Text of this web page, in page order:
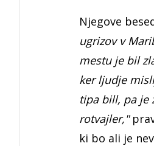
Njegove
ugrizov v
mestu je bil
ker ljudje
tipa bill, pa je
rotvajler,"
ki bo ali je